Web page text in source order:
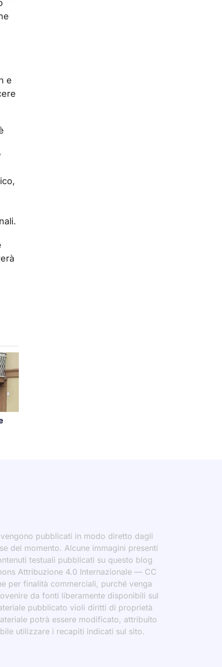
e
pubblicati in modo diretto dagli
del momento. Alcune immagini presenti
testuali pubblicati su questo blog
Attribuzione 4.0 Internazionale — CC
per finalità commerciali, purché venga
da fonti liberamente disponibili sul
pubblicato violi diritti di proprietà
potrà essere modificato, attribuito
utilizzare i recapiti indicati sul sito.